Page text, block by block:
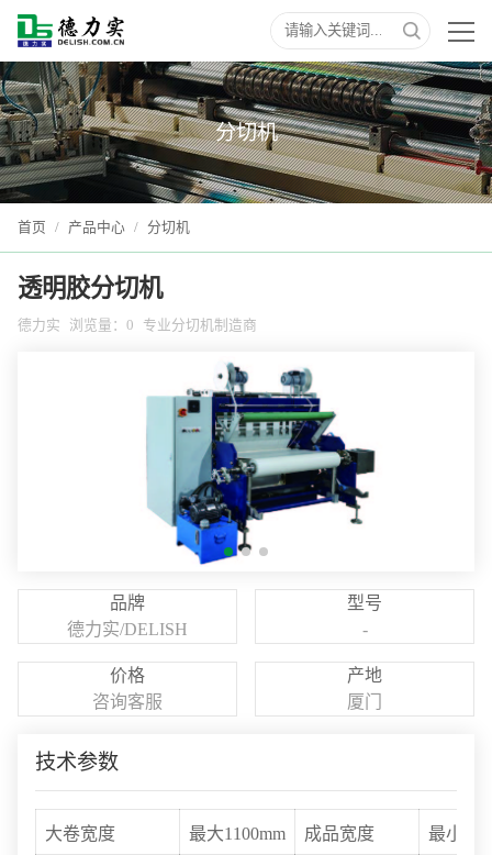
分切机
首页 / 产品中心 / 分切机
透明胶分切机
德力实 浏览量： 0 专业分切机制造商
品牌
德力实/DELISH
型号
-
价格
咨询客服
产地
厦门
技术参数
大卷宽度 最大1100mm 成品宽度 最小